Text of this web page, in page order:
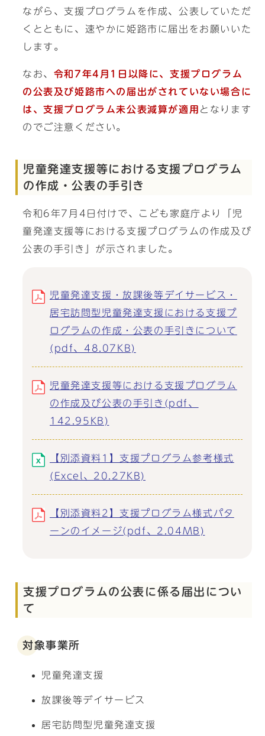
ながら、支援プログラムを作成、公表していただ
くとともに、速やかに姫路市に届出をお願いいた
します。
なお、 令和7年4月1日以降に、支援プログラム
の公表及び姫路市への届出がされていない場合に
は、支援プログラム未公表減算が適用 となります
のでご注意ください。
児童発達支援等における支援プログラム
の作成・公表の手引き
令和6年7月4日付けで、こども家庭庁より「児
童発達支援等における支援プログラムの作成及び
公表の手引き」が示されました。
児童発達支援・放課後等デイサービス・
居宅訪問型児童発達支援における支援プ
ログラムの作成・公表の手引きについて
(pdf、48.07KB)
児童発達支援等における支援プログラム
の作成及び公表の手引き(pdf、
142.95KB)
【別添資料1】支援プログラム参考様式
(Excel、20.27KB)
【別添資料2】支援プログラム様式パタ
ーンのイメージ(pdf、2.04MB)
支援プログラムの公表に係る届出につい
て
対象事業所
児童発達支援
放課後等デイサービス
居宅訪問型児童発達支援